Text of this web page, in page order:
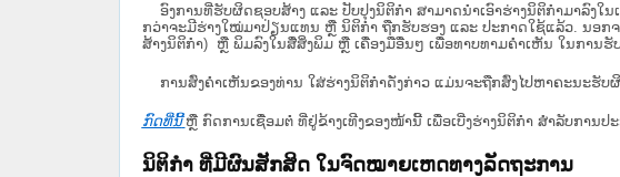
ອົງການທີ່ຮັບຜິດຊອບສ້າງ ແລະ ປັບປຸງນິຕິກຳ ສາມາດນຳເອົາຮ່າງນິຕິກຳມາລົງ
ກວ່າຈະມີຮ່າງໃໝ່ມາປ່ຽນແທນ ຫຼື ນິຕິກໍາ ຖືກຮັບຮອງ ແລະ ປະກາດໃຊ້ແລ້ວ. ນອກຈ
ສ້າງນິຕິກຳ) ຫຼື ພິມລົງໃນສື່ສິ່ງພິມ ຫຼື ເຄື່ອງມືອື່ນໆ ເພື່ອທາບທາມຄໍາເຫັນ ໃນການຮັ
ການສົ່ງຄໍາເຫັນຂອງທ່ານ ໃສ່ຮ່າງນິຕິກຳດັ່ງກ່າວ ແມ່ນຈະຖືກສົ່ງໄປຫາຄະນະຮັບຜິ
ກົດທີ່ນີ້ ຫຼື ກົດການເຊື່ອມຕໍ່ ທີ່ຢູ່ຂ້າງເທີງຂອງໜ້ານີ້ ເພື່ອເບີ່ງຮ່າງນິຕິກໍາ ສໍາລັບການ
ນິຕິກໍາ ທີ່ມີຜົນສັກສິດ ໃນຈົດໝາຍເຫດທາງລັດຖະການ